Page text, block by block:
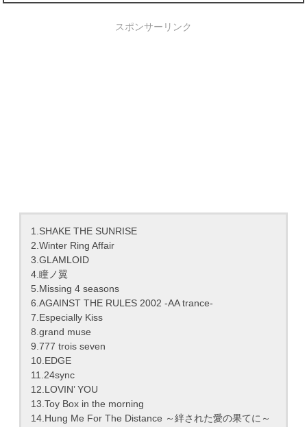
スポンサーリンク
1.SHAKE THE SUNRISE
2.Winter Ring Affair
3.GLAMLOID
4.瞳ノ翼
5.Missing 4 seasons
6.AGAINST THE RULES 2002 -AA trance-
7.Especially Kiss
8.grand muse
9.777 trois seven
10.EDGE
11.24sync
12.LOVIN’ YOU
13.Toy Box in the morning
14.Hung Me For The Distance ～絆された愛の果てに～